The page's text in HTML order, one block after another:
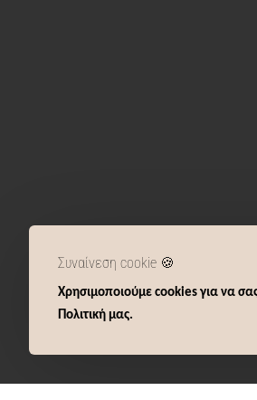
Συναίνεση cookie 🍪
Χρησιμοποιούμε cookies για να
Πολιτική μας.